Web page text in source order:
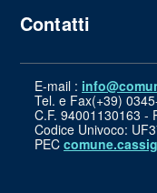
Contatti
E-mail :
Tel. e Fax(+39)
C.F. 94001130163 -
Codice Univoco:
PEC